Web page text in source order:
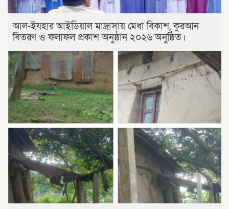
আল-ইযহার আইডিয়াল মাদ্রাসায় মেধা বিকাশ, কুরআন
বিতরণ ও ফলাফল প্রকাশ অনুষ্ঠান ২০২৬ অনুষ্ঠিত।